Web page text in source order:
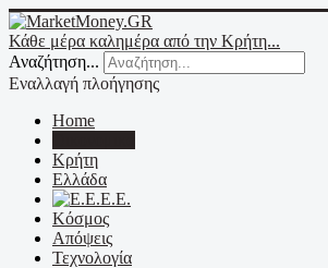
Κάθε μέρα καλημέρα από την Κρήτη...
Αναζήτηση...
Εναλλαγή πλοήγησης
Home
Κρήτη
Ελλάδα
Ε.Ε.
Κόσμος
Απόψεις
Τεχνολογία